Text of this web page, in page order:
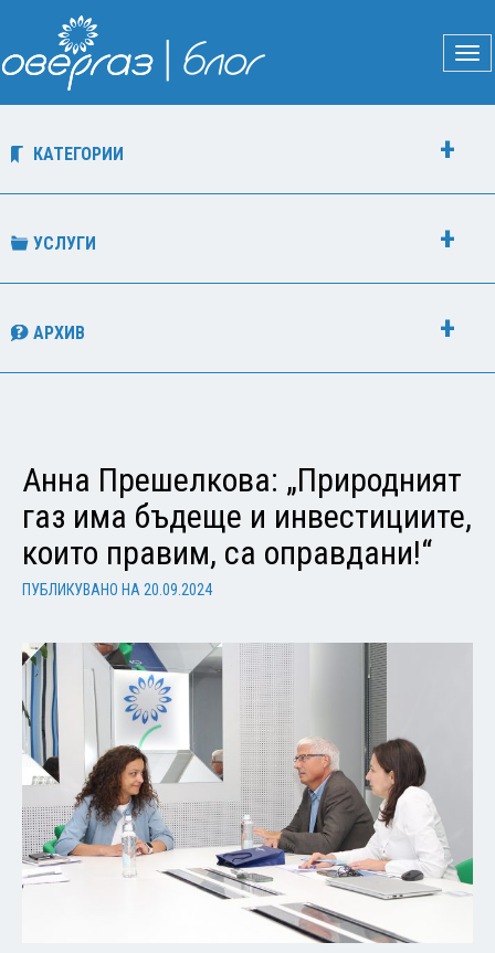
КАТЕГОРИИ
УСЛУГИ
АРХИВ
Анна Прешелкова: „Природният
газ има бъдеще и инвестициите,
които правим, са оправдани!“
ПУБЛИКУВАНО НА 20.09.2024